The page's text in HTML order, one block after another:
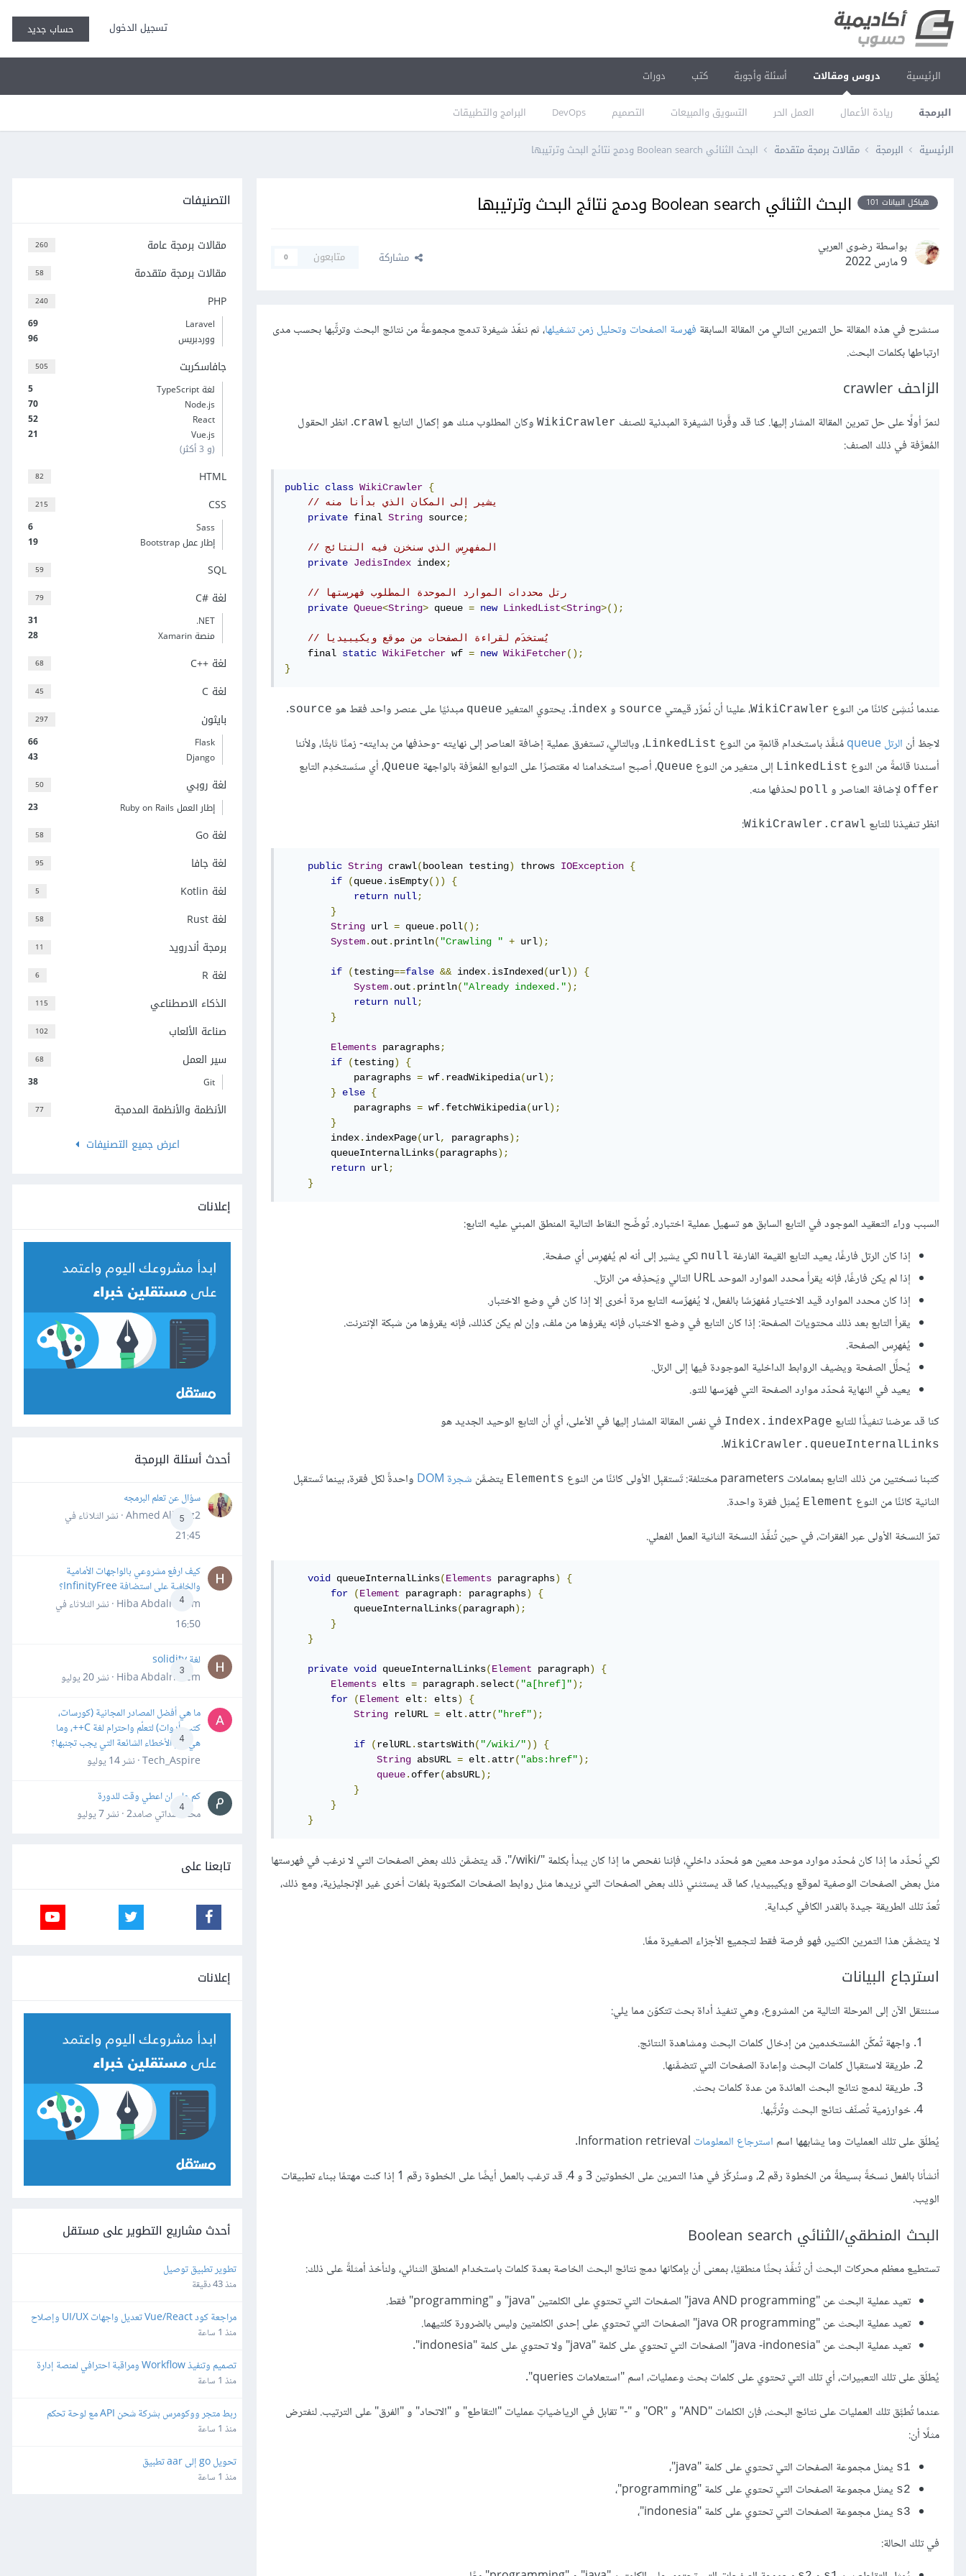
تسجيل الدخول حساب جديد
الرئيسية دروس ومقالات
البرمجة ريادة الأعمال العمل الحر التسويق والمبيعات التصميم DevOps البرامج والتطبيقات
أسئلة وأجوبة كتب دورات
الرئيسية البرمجة مقالات برمجة متقدمة البحث الثنائي Boolean search ودمج نتائج البحث وترتيبها
هياكل البيانات 101 البحث الثنائي Boolean search ودمج نتائج البحث وترتيبها
بواسطة رضوى العربي
9 مارس 2022
مشاركة متابعون 0
سنشرح في هذه المقالة حل التمرين التالي من المقالة السابقة فهرسة الصفحات وتحليل زمن تشغيلها، ثم ننفّذ شيفرة تدمج مجموعةً من نتائج البحث وترتِّبها بحسب مدى
ارتباطها بكلمات البحث.
الزاحف crawler
لنمرّ أولًا على حل تمرين المقالة المشار إليها. كنا قد وفَّرنا الشيفرة المبدئية للصنف WikiCrawler وكان المطلوب منك هو إكمال التابع crawl. انظر الحقول
المُعرَّفة في ذلك الصنف:
public class WikiCrawler {
// يشير إلى المكان الذي بدأنا منه
private final String source;
// المفهرِس الذي سنخزن فيه النتائج
private JedisIndex index;
// رتل محددات الموارد الموحدة المطلوب فهرستها
private Queue<String> queue = new LinkedList<String>();
// يُستخدَم لقراءة الصفحات من موقع ويكيبيديا
    final
static WikiFetcher wf = new WikiFetcher();
}
عندما نُنشِئ كائنًا من النوع WikiCrawler، علينا أن نُمرِّر قيمتي source و index. يحتوي المتغير queue مبدئيًا على عنصر واحد فقط هو source
.
لاحِظ أن الرتل queue مُنفَّذ باستخدام قائمةٍ من النوع LinkedList، وبالتالي، تستغرق عملية إضافة العناصر إلى نهايته -وحذفها من بدايته- زمنًا ثابتًا، ولأننا
أسندنا قائمةً من النوع LinkedList إلى متغير من النوع Queue، أصبح استخدامنا له مقتصرًا على التوابع المُعرَّفة بالواجهة Queue، أي سنَستخدِم التابع
offer لإضافة العناصر و poll لحذفها منه.
انظر تنفيذنا للتابع WikiCrawler.crawl
:
public String crawl( boolean testing) throws IOException {
if
(queue. isEmpty())
{
return null;
}
String url = queue. poll();
System. out . println( "Crawling " + url);
if (testing==false && index. isIndexed (url))
{
System. out . println( "Already indexed.");
return null;
}
Elements paragraphs;
if
(testing)
{
            paragraphs
= wf. readWikipedia(url);
}
else {
            paragraphs
= wf. fetchWikipedia(url);
}
        index
. indexPage(url, paragraphs);
        queueInternalLinks
(paragraphs);
return url;
}
السبب وراء التعقيد الموجود في التابع السابق هو تسهيل عملية اختباره. تُوضِّح النقاط التالية المنطق المبني عليه التابع:
إذا كان الرتل فارغًا، يعيد التابع القيمة الفارغة null لكي يشير إلى أنه لم يُفهرِس أي صفحة.
إذا لم يكن فارغًا، فإنه يقرأ محدد الموارد الموحد URL التالي ويَحذِفه من الرتل.
إذا كان محدد الموارد قيد الاختيار مُفهرَسًا بالفعل، لا يُفهرِّسه التابع مرة أخرى إلا إذا كان في وضع الاختبار.
يقرأ التابع بعد ذلك محتويات الصفحة: إذا كان التابع في وضع الاختبار، فإنه يقرؤها من ملف، وإن لم يكن كذلك، فإنه يقرؤها من شبكة الإنترنت.
يُفهرِس الصفحة.
يُحلِّل الصفحة ويضيف الروابط الداخلية الموجودة فيها إلى الرتل.
يعيد في النهاية مُحدّد موارد الصفحة التي فهرَسها للتو.
كنا قد عرضنا تنفيذًا للتابع Index.indexPage في نفس المقالة المشار إليها في الأعلى، أي أن التابع الوحيد الجديد هو
WikiCrawler.queueInternalLinks
.
كتبنا نسختين من ذلك التابع بمعاملات parameters مختلفة: تَستقبِل الأولى كائنًا من النوع
Elements يتضمَّن شجرة DOM
واحدةً لكل فقرة، بينما تَستقبِل
الثانية كائنًا من النوع Element يُمثِل فقرة واحدة.
تمرّ النسخة الأولى عبر الفقرات، في حين تُنفِّذ النسخة الثانية العمل الفعلي.
void queueInternalLinks(Elements paragraphs)
{
for
(Element paragraph: paragraphs)
{
            queueInternalLinks
(paragraph);
}
}
private void queueInternalLinks(Element paragraph)
{
Elements elts = paragraph. select( "a[href]");
for
(Element elt : elts)
{
String relURL = elt . attr( "href");
if (relURL. startsWith( "/wiki/"))
{
String absURL = elt . attr( "abs:href");
queue. offer(absURL);
}
}
}
لكي نُحدِّد ما إذا كان مُحدّد موارد موحد معين هو مُحدّد داخلي، فإننا نفحص ما إذا كان يبدأ بكلمة "/wiki/". قد يتضمَّن ذلك بعض الصفحات التي لا نرغب في فهرستها
مثل بعض الصفحات الوصفية لموقع ويكيبيديا، كما قد يستثني ذلك بعض الصفحات التي نريدها مثل روابط الصفحات المكتوبة بلغات أخرى غير الإنجليزية، ومع ذلك،
تُعدّ تلك الطريقة جيدة بالقدر الكافي كبداية.
لا يتضمَّن هذا التمرين الكثير، فهو فرصة فقط لتجميع الأجزاء الصغيرة معًا.
استرجاع البيانات
سننتقل الآن إلى المرحلة التالية من المشروع، وهي تنفيذ أداة بحث تتكوّن مما يلي:
واجهة تُمكِّن المُستخدمين من إدخال كلمات البحث ومشاهدة النتائج.
طريقة لاستقبال كلمات البحث وإعادة الصفحات التي تتضمَّنها.
طريقة لدمج نتائج البحث العائدة من عدة كلمات بحث.
خوارزمية تُصنِّف نتائج البحث وتُرتِّبها.
يُطلَق على تلك العمليات وما يشابهها اسم استرجاع المعلومات
أنشأنا بالفعل نسخةً بسيطةً من الخطوة رقم 2، وسنُركِّز في هذا التمرين على الخطوتين 3 و 4. قد ترغب بالعمل أيضًا على الخطوة رقم 1 إذا كنت مهتمًا ببناء تطبيقات
الويب.
البحث المنطقي/الثنائي Boolean search
تستطيع معظم محركات البحث أن تُنفِّذ بحثًا منطقيًا، بمعنى أن بإمكانها دمج نتائج البحث الخاصة بعدة كلمات باستخدام المنطق الثنائي، ولنأخذ أمثلةً على ذلك:
تعيد عملية البحث عن "java AND programming" الصفحات التي تحتوي على الكلمتين "java" و "programming" فقط.
تعيد عملية البحث عن "java OR programming" الصفحات التي تحتوي على إحدى الكلمتين وليس بالضرورة كلتيهما.
تعيد عملية البحث عن "java -indonesia" الصفحات التي تحتوي على كلمة "java" ولا تحتوي على كلمة "indonesia".
يُطلَق على تلك التعبيرات، أي تلك التي تحتوي على كلمات بحث وعمليات، اسم "استعلامات queries".
عندما تُطبَّق تلك العمليات على نتائج البحث، فإن الكلمات "AND" و "OR" و "-" تقابل في الرياضياتِ عمليات "التقاطع" و "الاتحاد" و "الفرق" على الترتيب. لنفترض
مثلًا أن:
s1 يمثل مجموعة الصفحات التي تحتوي على كلمة "java"،
s2 يمثل مجموعة الصفحات التي تحتوي على كلمة "programming"،
s3 يمثل مجموعة الصفحات التي تحتوي على كلمة "indonesia"،
في تلك الحالة:
التصنيفات
260 مقالات برمجة عامة
58 مقالات برمجة متقدمة
240 PHP
69
Laravel
96
ووردبريس
505 جافاسكربت
5
لغة TypeScript
70
Node.js
52
React
21
Vue.js
(و 3 أكثر)
82 HTML
215 CSS
6
Sass
19
إطار عمل Bootstrap
59 SQL
79 لغة C#‎
31
‎.NET
28
منصة Xamarin
68 لغة C++‎
45 لغة C
297 بايثون
66
Flask
43
Django
50 لغة روبي
23 إطار العمل Ruby on Rails
58 لغة Go
95 لغة جافا
5 لغة Kotlin
58 لغة Rust
11 برمجة أندرويد
6 لغة R
115 الذكاء الاصطناعي
102 صناعة الألعاب
68 سير العمل
38 Git
77
الأنظمة والأنظمة المدمجة
اعرض جميع التصنيفات
إعلانات
أحدث أسئلة البرمجة
5
سؤال عن تعلم البرمجه
Ahmed Alhafiz2 · نشر
الثلاثاء في
21:45
4
كيف ارفع مشروعي بالواجهات الأمامية
والخلفية على استضافة InfinityFree؟
Hiba Abdalrheem · نشر
الثلاثاء في
16:50
3
لغة solidity
Hiba Abdalrheem · نشر
20 يوليو
4
ما هي أفضل المصادر المجانية (كورسات،
كتب، أدوات) لتعلّم واحترام لغة C++، وما
هي أهم الأخطاء الشائعة التي يجب تجنبها؟
Tech_Aspire · نشر
14 يوليو
4
كم علي ان اعطي وقت للدورة
محمد سداتي صامد2 · نشر
7 يوليو
تابعنا على
إعلانات
أحدث مشاريع التطوير على مستقل
تطوير تطبيق توصيل
منذ 43 دقيقة
ثغرات
منذ 1 ساعة
شبكات وميكروتك مبنية على Laravel/Radius
منذ 1 ساعة
مخصصة
منذ 1 ساعة
تحويل go إلى aar تطبيق
منذ 1 ساعة